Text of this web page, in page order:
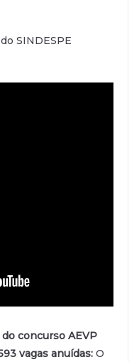
SINDESPE
concurso AEVP
vagas anuídas: O